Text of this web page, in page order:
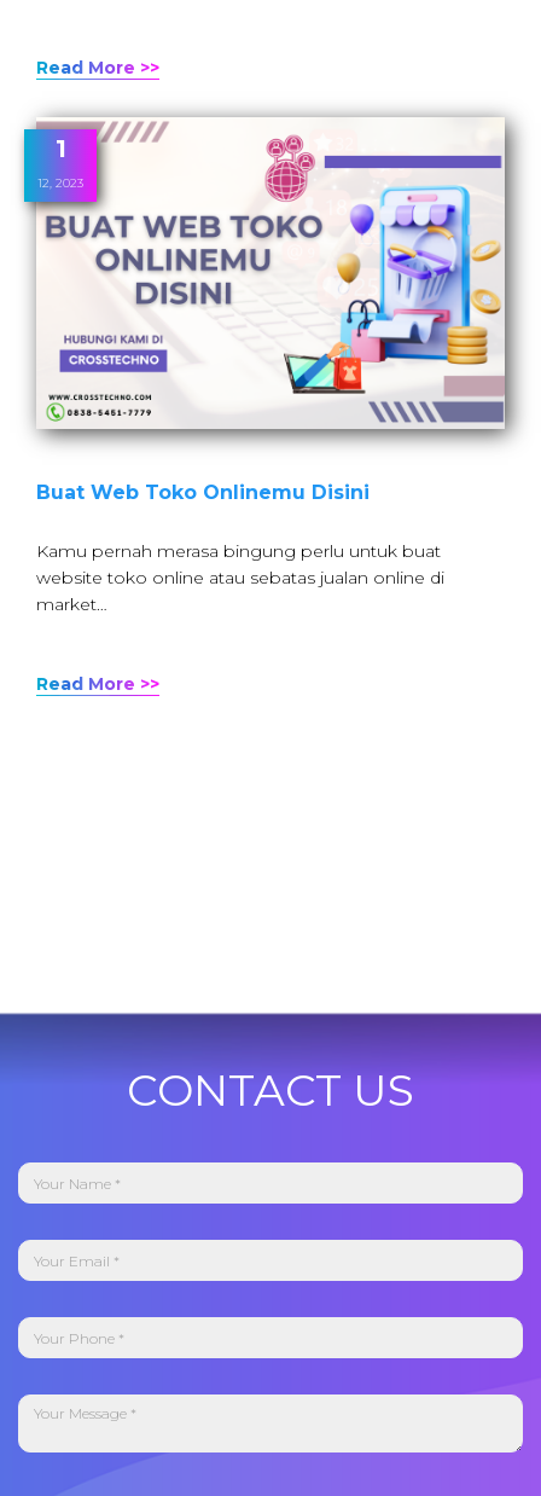
Read More >>
1
12, 2023
Buat Web Toko Onlinemu Disini
Kamu pernah merasa bingung perlu untuk buat
website toko online atau sebatas jualan online di
market…
Read More >>
CONTACT US